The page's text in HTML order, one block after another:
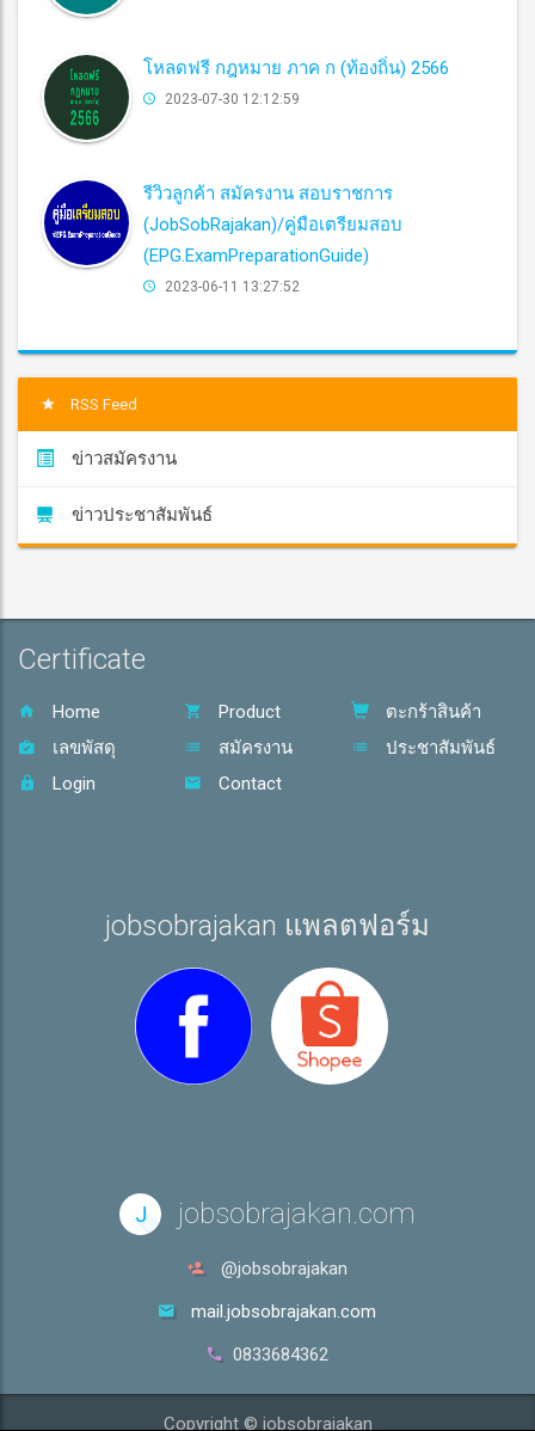
โหลดฟรี กฎหมาย ภาค ก (ท้องถิ่น) 2566
2023-07-30 12:12:59
รีวิวลูกค้า สมัครงาน สอบราชการ
(JobSobRajakan)/คู่มือเตรียมสอบ
(EPG.ExamPreparationGuide)
2023-06-11 13:27:52
RSS Feed
ข่าวสมัครงาน
ข่าวประชาสัมพันธ์
Certificate
Home Product
ตะกร้าสินค้า
เลขพัสดุ
สมัครงาน
ประชาสัมพันธ์
Login
Contact
jobsobrajakan แพลตฟอร์ม
J jobsobrajakan.com
@jobsobrajakan
mail.jobsobrajakan.com
0833684362
Copyright © jobsobrajakan